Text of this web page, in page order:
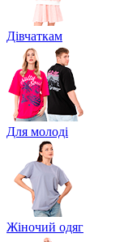
Дівчаткам
Для молоді
Жіночий одяг